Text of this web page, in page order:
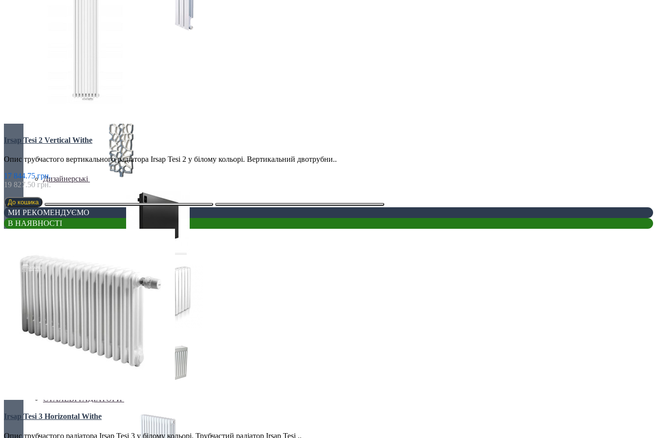
Дизайнерські
РАДІАТОРИ ДЛЯ ЗАМІНИ
СТАЛЕВІ РАДІАТОРИ
Irsap Tesi 2 Vertical Withe
Опис трубчастого вертикального радіатора Irsap Tesi 2 у білому кольорі. Вертикальний двотрубни..
17 844.75 грн.
19 827.50 грн.
До кошика
МИ РЕКОМЕНДУЄМО
В НАЯВНОСТІ
Irsap Tesi 3 Horizontal Withe
Опис трубчастого радіатора Irsap Tesi 3 у білому кольорі. Трубчастий радіатор Irsap Tesi ..